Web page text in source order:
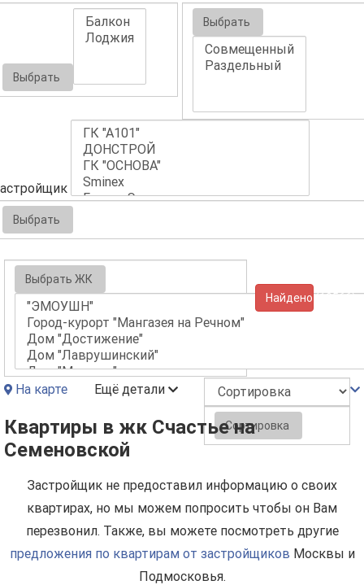
Выбрать
Выбрать
Выбрать
Выбрать ЖК
Найдено (10566)
На карте Ещё детали
Сортировка
Квартиры в жк Счастье на
Семеновской
Застройщик не предоставил информацию о своих
квартирах, но мы можем попросить чтобы он Вам
перезвонил. Также, вы можете посмотреть другие
предложения по квартирам от застройщиков Москвы и
Подмосковья.